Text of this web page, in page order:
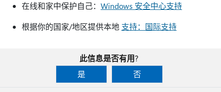
在线和家中保护自己： Windows 安全中心支持
根据你的国家/地区提供本地 支持：国际支持
此信息是否有用?
是
否